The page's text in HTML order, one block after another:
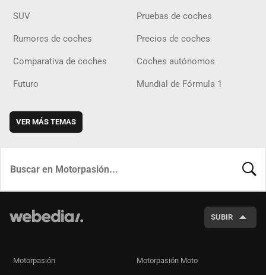
SUV Pruebas de coches
Rumores de coches Precios de coches
Comparativa de coches Coches autónomos
Futuro Mundial de Fórmula 1
VER MÁS TEMAS
SUBIR
Motorpasión Motorpasión Moto